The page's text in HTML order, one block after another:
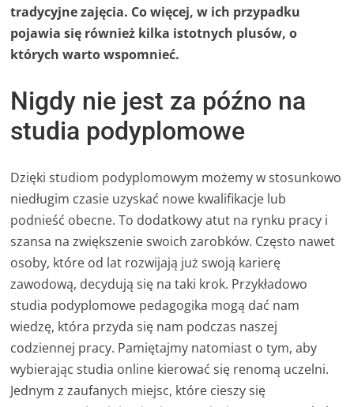
tradycyjne zajęcia. Co więcej, w ich przypadku
pojawia się również kilka istotnych plusów, o
których warto wspomnieć.
Nigdy nie jest za późno na
studia podyplomowe
Dzięki studiom podyplomowym możemy w stosunkowo
niedługim czasie uzyskać nowe kwalifikacje lub
podnieść obecne. To dodatkowy atut na rynku pracy i
szansa na zwiększenie swoich zarobków. Często nawet
osoby, które od lat rozwijają już swoją karierę
zawodową, decydują się na taki krok. Przykładowo
studia podyplomowe pedagogika mogą dać nam
wiedzę, która przyda się nam podczas naszej
codziennej pracy. Pamiętajmy natomiast o tym, aby
wybierając studia online kierować się renomą uczelni.
Jednym z zaufanych miejsc, które cieszy się